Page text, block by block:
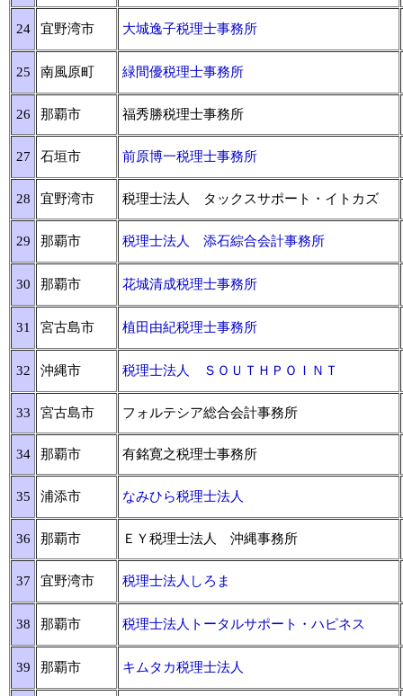
24 宜野湾市 大城逸子税理士事務所
25 南風原町 緑間優税理士事務所
26 那覇市 福秀勝税理士事務所
27 石垣市 前原博一税理士事務所
28 宜野湾市 税理士法人 タックスサポート・イトカズ
29 那覇市 税理士法人 添石綜合会計事務所
30 那覇市 花城清成税理士事務所
31 宮古島市 植田由紀税理士事務所
32 沖縄市 税理士法人 ＳＯＵＴＨＰＯＩＮＴ
33 宮古島市 フォルテシア総合会計事務所
34 那覇市 有銘寛之税理士事務所
35 浦添市 なみひら税理士法人
36 那覇市 ＥＹ税理士法人 沖縄事務所
37 宜野湾市 税理士法人しろま
38 那覇市 税理士法人トータルサポート・ハピネス
39 那覇市 キムタカ税理士法人